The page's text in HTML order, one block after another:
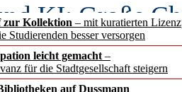
zur Kollektion – mit kuratierten
Studierenden besser versorgen
leicht gemacht –
für die Stadtgesellschaft steigern
auf Dussmann
KI: Große
erstes